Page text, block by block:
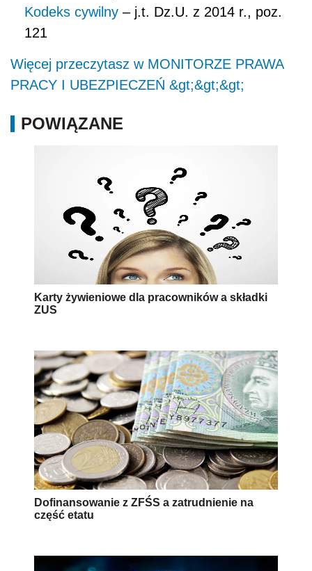
Kodeks cywilny – j.t. Dz.U. z 2014 r., poz.
121
Więcej przeczytasz w MONITORZE PRAWA
PRACY I UBEZPIECZEŃ &gt;&gt;&gt;
POWIĄZANE
Karty żywieniowe dla pracowników a składki
ZUS
Dofinansowanie z ZFŚS a zatrudnienie na
część etatu